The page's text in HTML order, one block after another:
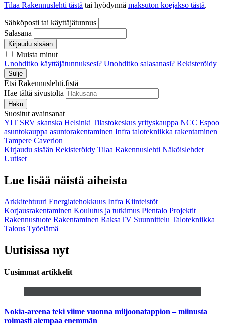
Tilaa Rakennuslehti tästä tai hyödynnä maksuton koejakso tästä.
Sähköposti tai käyttäjätunnus
Salasana
Kirjaudu sisään
Muista minut
Unohditko käyttäjätunnuksesi? Unohditko salasanasi? Rekisteröidy
Sulje
Etsi Rakennuslehti.fistä
Hae tältä sivustolta
Haku
Suositut avainsanat
YIT SRV skanska Helsinki Tilastokeskus yrityskauppa NCC Espoo
asuntokauppa asuntorakentaminen Infra talotekniikka rakentaminen
Tampere Caverion
Kirjaudu sisään Rekisteröidy Tilaa Rakennuslehti Näköislehdet
Uutiset
Lue lisää näistä aiheista
Arkkitehtuuri Energiatehokkuus Infra Kiinteistöt
Korjausrakentaminen Koulutus ja tutkimus Pientalo Projektit
Rakennustuote Rakentaminen RaksaTV Suunnittelu Talotekniikka
Talous Työelämä
Uutisissa nyt
Uusimmat artikkelit
Nokia-areena teki viime vuonna miljoonatappion – miinusta
roimasti aiempaa enemmän